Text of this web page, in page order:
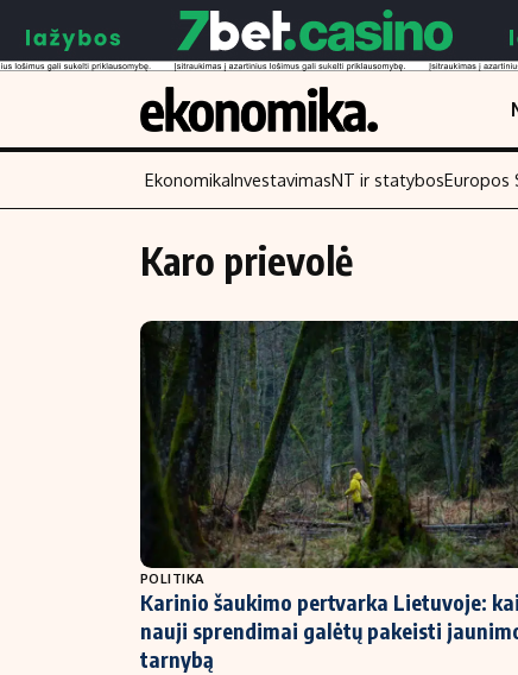
Turinys
Naujienos
Aplinka
Verslas
Energetika
Ekonomika
Politika
NT ir statybos
Finansai
Įmonės
Žemės ūkis
Technologijos
Laisvalaikis
EkonomikaInvestavimasNT ir statybosEuropos
Karo prievolė
POLITIKA
Karinio šaukimo pertvarka Lietuvoje:
nauji sprendimai galėtų pakeisti
tarnybą